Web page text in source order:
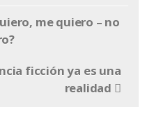
me quiero – no
ficción ya es una
realidad